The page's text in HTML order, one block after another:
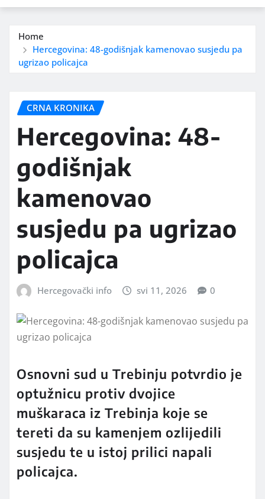
Home
Hercegovina: 48-godišnjak kamenovao susjedu pa
ugrizao policajca
CRNA KRONIKA
Hercegovina: 48-
godišnjak
kamenovao
susjedu pa ugrizao
policajca
Hercegovački info svi 11, 2026 0
Osnovni sud u Trebinju potvrdio je
optužnicu protiv dvojice
muškaraca iz Trebinja koje se
tereti da su kamenjem ozlijedili
susjedu te u istoj prilici napali
policajca.